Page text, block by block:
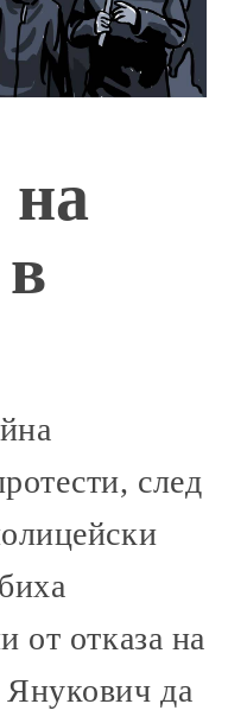
на
след
от отказа на
Янукович да